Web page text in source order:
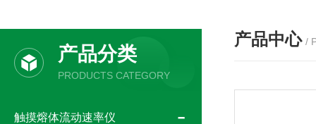
产品分类
PRODUCTS CATEGORY
触摸熔体流动速率仪
产品中心 /